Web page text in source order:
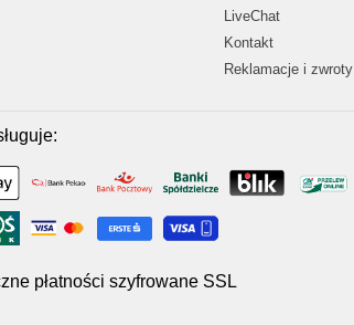
LiveChat
Kontakt
Reklamacje i zwroty
płatności szyfrowane SSL